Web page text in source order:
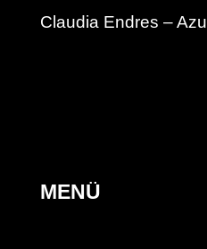
Claudia Endres – Azul
MENÜ